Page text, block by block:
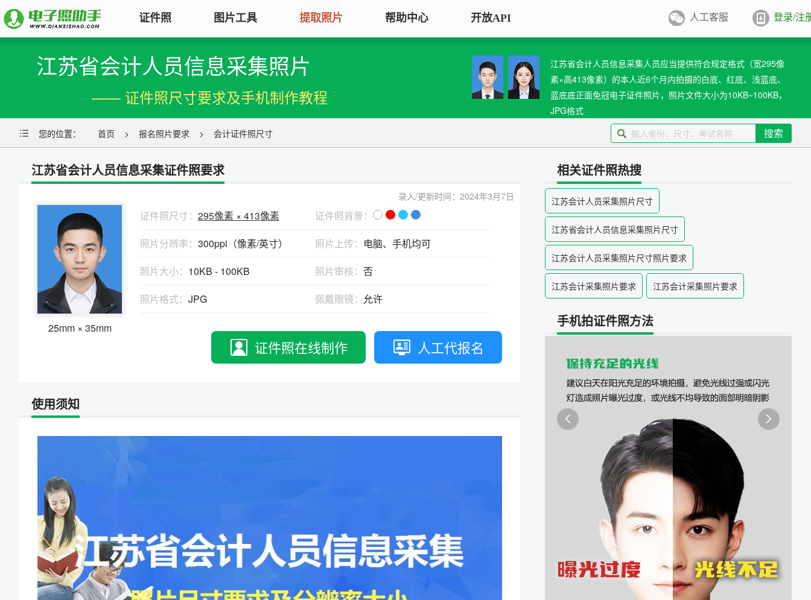
证件照
证件照电子版制作
一寸照片|二寸照片|五寸照片
报名照片
普通话|三支一扶
批量处理证件照
照片换背景色、修改尺寸、压缩KB
高效批量改图，会员低至0.25元
证件照回执
社保卡|居住证
网约车证|
特色服务专区
免费定制证件照小程序
证件照采集系统
大学生毕业图像采集系统
全国中小学生学籍照片采集系统
银行社保卡照片采集系统
退役军人优待证照片采集系统
中小学证件照采集系统
高校证件照采集系统
制卡印刷&照片采集一体化平台
图片工具
图片压缩
图片合并
多张图片合并成一张并压缩，支持
图片加水印
Logo
图片去水印
涂抹轻松去掉照片上的水印、杂
物、瑕疵和斑点
手机拍照扫描仪
化一键搞定
图片改分辨率（DPI/PPI）
换算图片尺寸常见单位，如毫米、
像素、分辨率
图片彩色转黑白灰
拟打印效果
证件照排版
将单张证件照排版至5寸/6寸相纸，
用于打印
常用文档纸张尺寸
A3/A4/B5/营业执照/身份证/毕业证
提取照片 帮助中心 开放API 人工客服 登录/注
江苏省会计人员信息采集照片
—— 证件照尺寸要求及手机制作教程
江苏省会计人员信息采集人员应当提供符合规定格式（宽295像
素×高413像素）的本人近6个月内拍摄的白底、红底、浅蓝底、
蓝底底正面免冠电子证件照片，照片文件大小为10KB~100KB，
JPG格式
您的位置：
首页 > 报名照片要求 > 会计证件照尺寸 搜索
江苏省会计人员信息采集证件照要求
录入/更新时间：2024年3月7日
25mm × 35mm
证件照尺寸： 295像素 × 413像素
证件照背景：
照片分辨率： 300ppi（像素/英寸） 照片上传： 电脑、手机均可
照片大小： 10KB - 100KB 照片审核： 否
照片格式： JPG 佩戴眼镜： 允许
证件照在线制作 人工代报名
使用须知
相关证件照热搜
江苏会计人员采集照片尺寸
江苏省会计人员信息采集照片尺寸
江苏会计人员采集照片尺寸照片要求
江苏会计采集照片要求 江苏会计采集照片要求
手机拍证件照方法
 